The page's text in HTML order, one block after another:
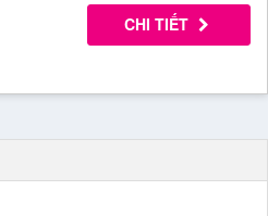
CHI TIẾT